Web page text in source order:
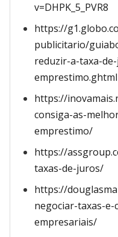
v=DHPK_5_PVR8
https://
publicitario/
reduzir-a-taxa-
emprestimo.ghtml
https://
consiga-as-
emprestimo/
https://
taxas-de-juros/
https://
negociar-taxas-
empresariais/